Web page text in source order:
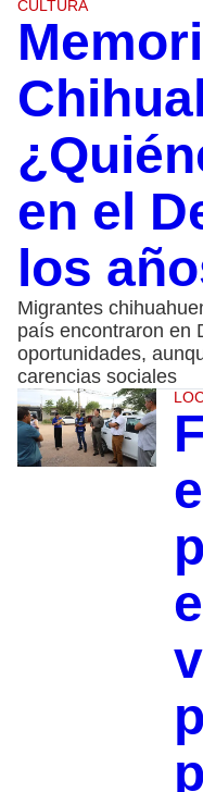
CULTURA
en el
los
Migrantes
país encontraron en
oportunidades,
carencias sociales